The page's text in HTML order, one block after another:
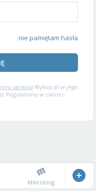
nie pamiętam hasła
serwisu Wykop.pl w jego
Regulaminu w całości,
Mikroblog